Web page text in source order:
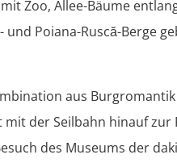
Zoo, Allee-Bäume
und Poiana-Ruscă-Berge
aus
der Seilbahn hinauf zur
des Museums der